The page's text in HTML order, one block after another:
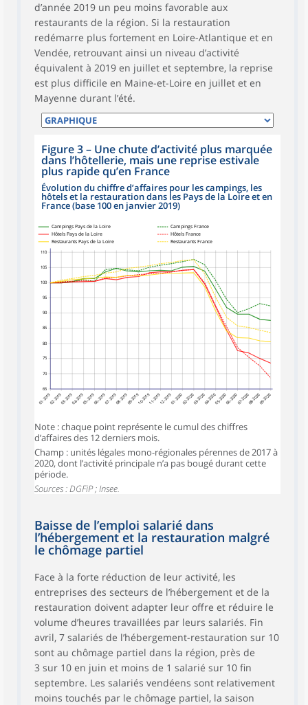
d’année 2019 un peu moins favorable aux
restaurants de la région. Si la restauration
redémarre plus fortement en Loire-Atlantique et en
Vendée, retrouvant ainsi un niveau d’activité
équivalent à 2019 en juillet et septembre, la reprise
est plus difficile en Maine-et-Loire en juillet et en
Mayenne durant l’été.
Figure 3– Une chute d’activité plus marquée
dans l’hôtellerie, mais une reprise estivale
plus rapide qu’en France
Évolution du chiffre d’affaires pour les campings, les
hôtels et la restauration dans les Pays de la Loire et en
France (base 100 en janvier 2019)
65
70
75
80
85
90
95
100
105
110
01-201902-201903-201904-201905-201906-201907-201908-201909-201910-201911-201912-201901-202002-202003-202004-202005-202006-202007-202008-202009-2020
Campings Pays de la Loire
Campings France
Hôtels Pays de la Loire
Hôtels France
Restaurants Pays de la Loire
Restaurants France
Note : chaque point représente le cumul des chiffres
d’affaires des 12 derniers mois.
Champ : unités légales mono-régionales pérennes de 2017 à
2020, dont l’activité principale n’a pas bougé durant cette
période.
Sources : DGFiP ; Insee.
Baisse de l’emploi salarié dans
l’hébergement et la restauration malgré
le chômage partiel
Face à la forte réduction de leur activité, les
entreprises des secteurs de l’hébergement et de la
restauration doivent adapter leur offre et réduire le
volume d’heures travaillées par leurs salariés. Fin
avril, 7 salariés de l’hébergement-restauration sur 10
sont au chômage partiel dans la région, près de
3 sur 10 en juin et moins de 1 salarié sur 10 fin
septembre. Les salariés vendéens sont relativement
moins touchés par le chômage partiel, la saison